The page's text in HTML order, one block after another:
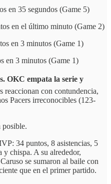
en 35 segundos (Game 5)
en el último minuto (Game 2)
en 3 minutos (Game 1)
en 3 minutos (Game 1)
OKC empata la serie y
reaccionan con contundencia,
Pacers irreconocibles (123-
posible.
34 puntos, 8 asistencias, 5
y chispa. A su alrededor,
se sumaron al baile con
que en el primer partido.